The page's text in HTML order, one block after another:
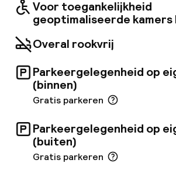
Voor toegankelijkheid
geoptimaliseerde kamers
Overal rookvrij
Parkeergelegenheid op
(binnen)
Gratis parkeren
Parkeergelegenheid op
(buiten)
Gratis parkeren